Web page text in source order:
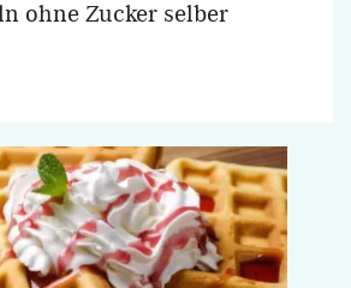
ohne Zucker selber